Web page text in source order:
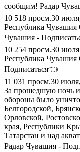
сообщим! Радар
10 518 просм.30
Республика
Чувашия -
10 254 просм.30
Республика
Подписаться👈
11 031 просм.30
За прошедшую ночь
обороны было
Белгородской,
Орловской,
края, Республики
Татарстан и над
Радар Чувашия -